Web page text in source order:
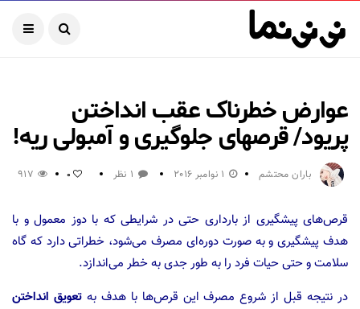
عوارض خطرناک عقب انداختن
پریود/ قرصهای جلوگیری و آمبولی ریه!
باران محتشم 1 نوامبر 2016 1 نظر 0
917
قرص‌های پیشگیری از بارداری حتی در شرایطی که با دوز معمول و با
هدف پیشگیری و به صورت دوره‌ای مصرف می‌شود، خطراتی دارد که گاه
سلامت و حتی حیات فرد را به طور جدی به خطر می‌اندازد.
در نتیجه قبل از شروع مصرف این قرص‌ها با هدف بهتعویق انداختن